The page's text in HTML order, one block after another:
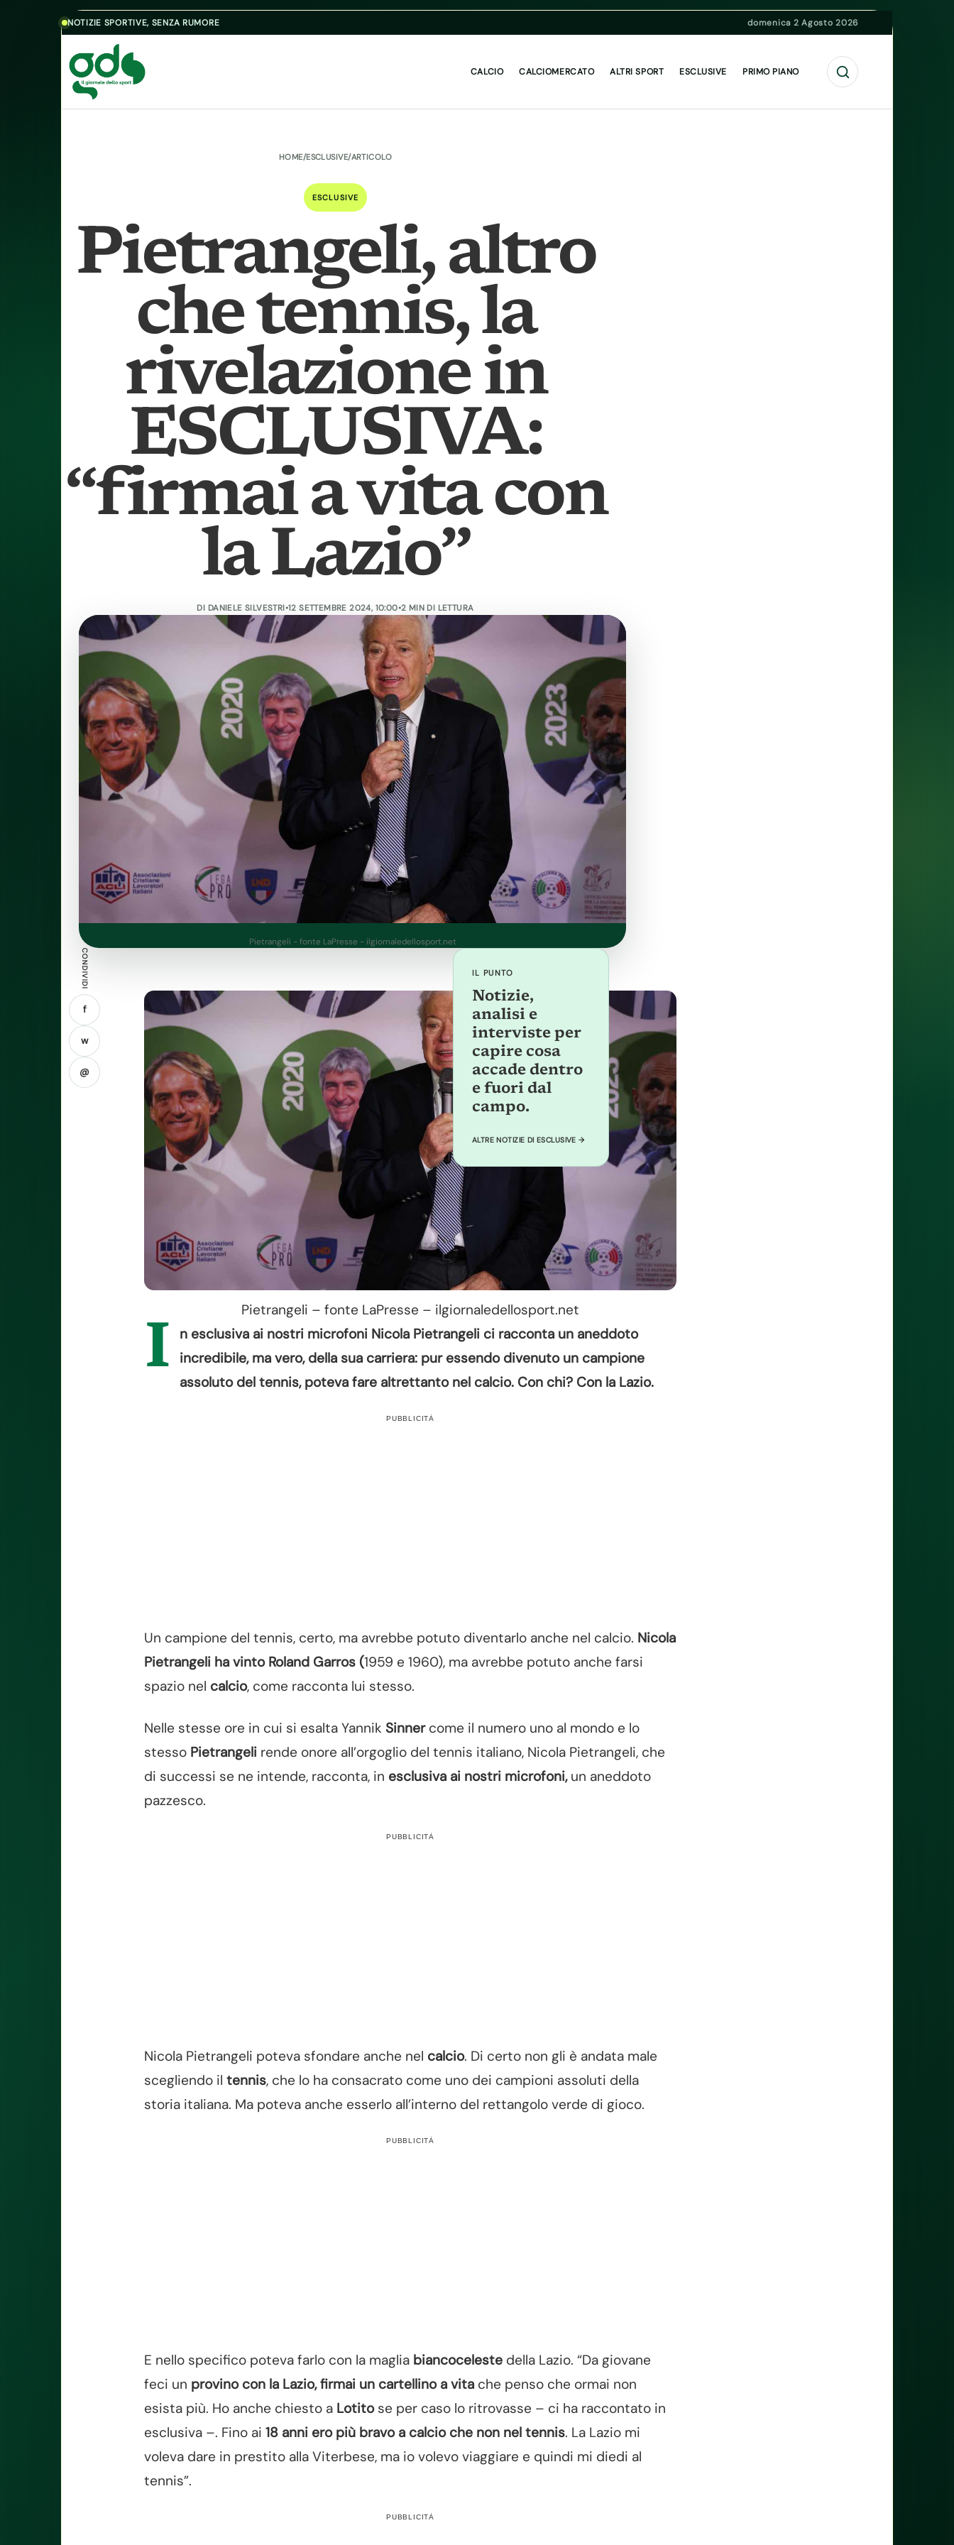
Skip to content
NOTIZIE SPORTIVE, SENZA RUMORE domenica 2 Agosto 2026
CALCIO CALCIOMERCATO ALTRI SPORT ESCLUSIVE PRIMO PIANO Cerca
HOME/ESCLUSIVE/ARTICOLO
ESCLUSIVE
Pietrangeli, altro
che tennis, la
rivelazione in
ESCLUSIVA:
“firmai a vita con
la Lazio”
DI DANIELE SILVESTRI•12 SETTEMBRE 2024, 10:00•2 MIN DI LETTURA
Pietrangeli - fonte LaPresse - ilgiornaledellosport.net
CONDIVIDI
f
w
@
Pietrangeli – fonte LaPresse – ilgiornaledellosport.net
I
n esclusiva ai nostri microfoni Nicola Pietrangeli ci racconta un aneddoto
incredibile, ma vero, della sua carriera: pur essendo divenuto un campione
assoluto del tennis, poteva fare altrettanto nel calcio. Con chi? Con la Lazio.
PUBBLICITÀ
Un campione del tennis, certo, ma avrebbe potuto diventarlo anche nel calcio. Nicola
Pietrangeli ha vinto Roland Garros (1959 e 1960), ma avrebbe potuto anche farsi
spazio nel calcio, come racconta lui stesso.
Nelle stesse ore in cui si esalta Yannik Sinnercome il numero uno al mondo e lo
stesso Pietrangeli rende onore all’orgoglio del tennis italiano, Nicola Pietrangeli, che
di successi se ne intende, racconta, in esclusiva ai nostri microfoni, un aneddoto
pazzesco.
PUBBLICITÀ
Nicola Pietrangeli poteva sfondare anche nel calcio. Di certo non gli è andata male
scegliendo il tennis, che lo ha consacrato come uno dei campioni assoluti della
storia italiana. Ma poteva anche esserlo all’interno del rettangolo verde di gioco.
PUBBLICITÀ
E nello specifico poteva farlo con la maglia biancoceleste della Lazio. “Da giovane
feci un provino con la Lazio, firmai un cartellino a vita che penso che ormai non
esista più. Ho anche chiesto a Lotitose per caso lo ritrovasse – ci ha raccontato in
esclusiva –. Fino ai 18 anni ero più bravo a calcio che non nel tennis. La Lazio mi
voleva dare in prestito alla Viterbese, ma io volevo viaggiare e quindi mi diedi al
tennis”.
PUBBLICITÀ
IL PUNTO
Notizie,
analisi e
interviste per
capire cosa
accade dentro
e fuori dal
campo.
ALTRE NOTIZIE DI ESCLUSIVE →